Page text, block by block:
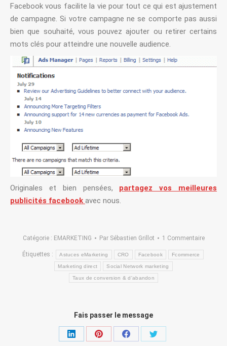
Facebook vous facilite la vie pour tout ce qui est ajustement
de campagne. Si votre campagne ne se comporte pas aussi
bien que souhaité, vous pouvez ajouter ou retirer certains
mots clés pour atteindre une nouvelle audience.
Originales et bien pensées, partagez vos meilleures
publicités facebook avec nous.
Catégorie : EMARKETING Par Sébastien Grillot 1 Commentaire
Étiquettes : Astuces eMarketing CRO Facebook Fcommerce
Marketing direct Social Network marketing
Taux de conversion & d'abandon
Fais passer le message
PartagerPartagerPartagerPartager